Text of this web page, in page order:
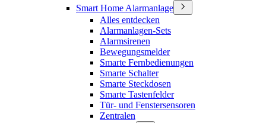
Smart Home Alarmanlage
Alles entdecken
Alarmanlagen-Sets
Alarmsirenen
Bewegungsmelder
Smarte Fernbedienungen
Smarte Schalter
Smarte Steckdosen
Smarte Tastenfelder
Tür- und Fenstersensoren
Zentralen